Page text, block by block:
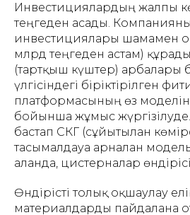
Инвестициялардың жалпы
теңгеден асады.
инвестициялары шамамен
млрд теңгеден астам)
(тартқыш күштер) арбалары
үлгісіндегі біріктірілген
платформасының өз моделін
бойынша жұмыс
бастап СКГ (сұйытылған
тасымалдауға арналған
алғанда, цистерналар
Өндірісті толық оқшаулау
материалдарды пайдалана